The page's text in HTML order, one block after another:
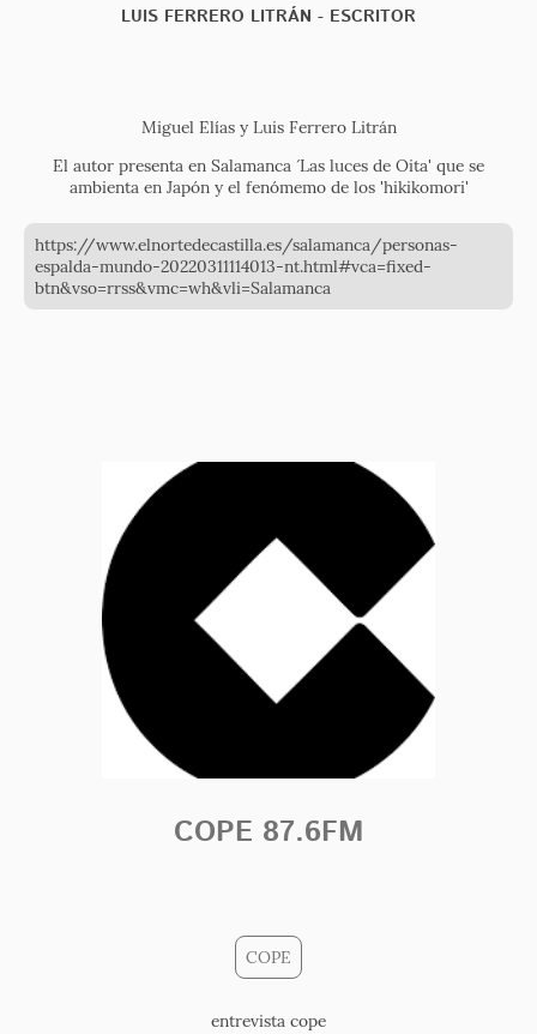
LUIS FERRERO LITRÁN - ESCRITOR
Miguel Elías y Luis Ferrero Litrán
El autor presenta en Salamanca ´Las luces de Oita' que se
ambienta en Japón y el fenómemo de los 'hikikomori'
https://www.elnortedecastilla.es/salamanca/personas-
espalda-mundo-20220311114013-nt.html#vca=fixed-
btn&vso=rrss&vmc=wh&vli=Salamanca
COPE 87.6FM
COPE
entrevista cope